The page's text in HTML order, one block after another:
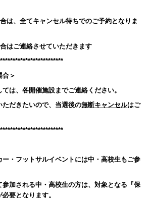
は、全てキャンセル待ちでのご予約となりま
はご連絡させていただきます
合＞
は、各開催施設までご連絡ください。
だきたいので、当選後の無断キャンセルはご
ー・フットサルイベントには中・高校生もご参
参加される中・高校生の方は、対象となる『保
要となります。